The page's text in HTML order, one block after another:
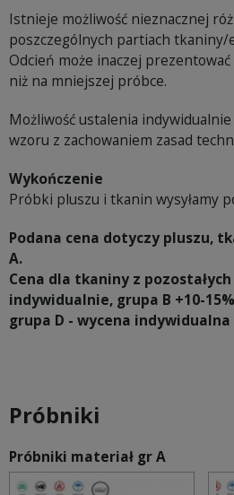
Istnieje możliwość nieznacznej
poszczególnych partiach
Odcień może inaczej prezentować
niż na mniejszej próbce.
Możliwość ustalenia
wzoru z zachowaniem zasad
Wykończenie
Próbki pluszu i tkanin wysyłamy
Podana cena dotyczy pluszu,
A.
Cena dla tkaniny z
indywidualnie, grupa B +10-
grupa D - wycena indywidualna
Próbniki
Próbniki materiał gr A